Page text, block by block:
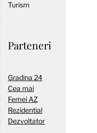
Turism
Parteneri
Gradina 24
Cea mai
Femei AZ
Rezidential
Dezvoltator